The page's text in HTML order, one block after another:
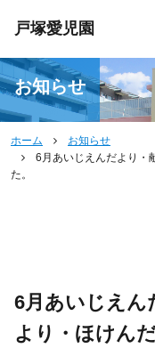
戸塚愛児園
お知らせ
ホーム
お知らせ
6月あいじえんだより・
た。
6月あいじえん
より・ほけん